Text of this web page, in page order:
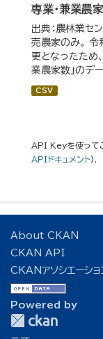
専業・兼業農
出典：農林業セ
売農家のみ。 令
更となったため
業農家数」のデ
CSV
API Keyを使って
APIドキュメント).
About CKAN
CKAN API
CKANアソシエーショ
Powered by